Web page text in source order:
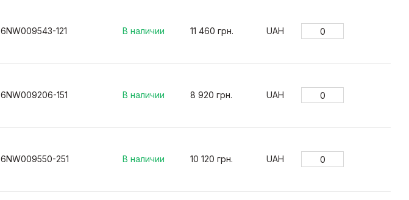
6NW009543-121 В наличии 11 460 грн. UAH
6NW009206-151 В наличии 8 920 грн. UAH
6NW009550-251 В наличии 10 120 грн. UAH